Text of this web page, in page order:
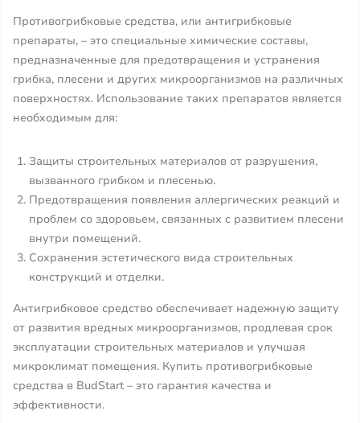
Противогрибковые средства, или антигрибковые
препараты, – это специальные химические составы,
предназначенные для предотвращения и устранения
грибка, плесени и других микроорганизмов на различных
поверхностях. Использование таких препаратов является
необходимым для:
Защиты строительных материалов от разрушения,
вызванного грибком и плесенью.
Предотвращения появления аллергических реакций и
проблем со здоровьем, связанных с развитием плесени
внутри помещений.
Сохранения эстетического вида строительных
конструкций и отделки.
Антигрибковое средство обеспечивает надежную защиту
от развития вредных микроорганизмов, продлевая срок
эксплуатации строительных материалов и улучшая
микроклимат помещения. Купить противогрибковые
средства в BudStart – это гарантия качества и
эффективности.